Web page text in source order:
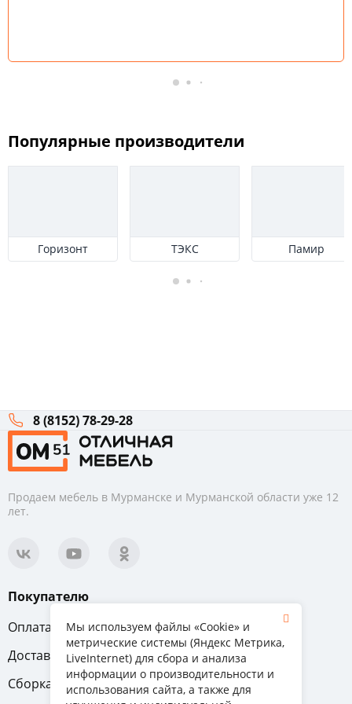
Популярные производители
Горизонт ТЭКС Памир
8 (8152) 78-29-28
Продаем мебель в Мурманске и Мурманской области уже 12
лет.
Покупателю
Оплата
Вопрос-ответ
Доставка
Обмен и возврат
Сборка
Гарантия
Мы используем файлы «Cookie» и
метрические системы (Яндекс Метрика,
LiveInternet) для сбора и анализа
информации о производительности и
использования сайта, а также для